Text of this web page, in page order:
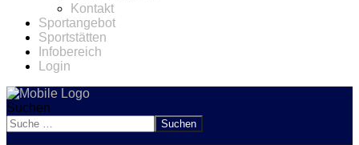
Kontakt
Sportangebot
Sportstätten
Infobereich
Login
Suchen
Suchen